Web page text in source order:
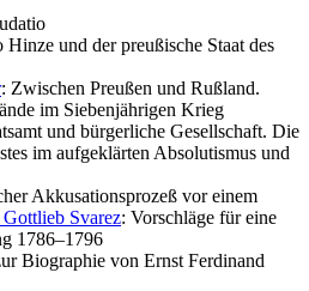
Hinze und der preußische Staat des
: Zwischen Preußen und Rußland.
im Siebenjährigen Krieg
und bürgerliche Gesellschaft. Die
im aufgeklärten Absolutismus und
Akkusationsprozeß vor einem
Svarez: Vorschläge für eine
1786–1796
Biographie von Ernst Ferdinand